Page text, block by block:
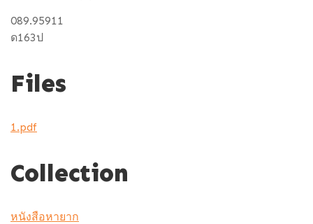
089.95911
ด163ป
Files
1.pdf
Collection
หนังสือหายาก